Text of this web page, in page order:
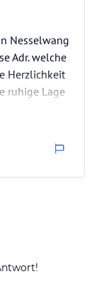
Nesselwang
Adr. welche
Herzlichkeit
ruhige Lage
Tee und
für den